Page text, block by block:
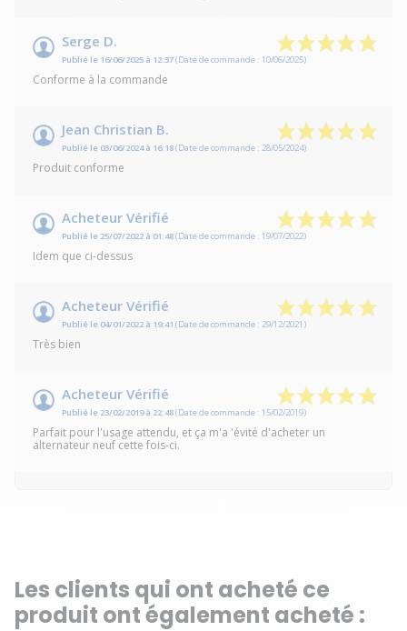
Serge D.
Publié le 16/06/2025 à 12:37(Date de commande : 10/06/2025)
Conforme à la commande
Jean Christian B.
Publié le 03/06/2024 à 16:18(Date de commande : 28/05/2024)
Produit conforme
Acheteur Vérifié
Publié le 25/07/2022 à 01:48(Date de commande : 19/07/2022)
Idem que ci-dessus
Acheteur Vérifié
Publié le 04/01/2022 à 19:41 (Date de commande : 29/12/2021)
Très bien
Acheteur Vérifié
Publié le 23/02/2019 à 22:48(Date de commande : 15/02/2019)
Parfait pour l'usage attendu, et ça m'a 'évité d'acheter un
alternateur neuf cette fois-ci.
Les clients qui ont acheté ce
produit ont également acheté :